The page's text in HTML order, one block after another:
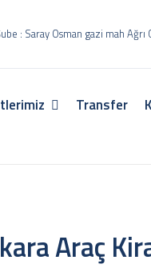
: Saray Osman gazi mah
Transfer
Araç